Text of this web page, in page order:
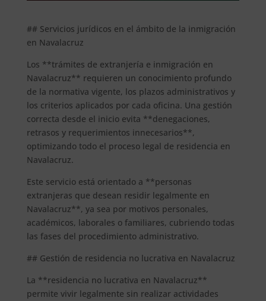
## Servicios jurídicos en el ámbito de la inmigración
en Navalacruz
Los **trámites de extranjería e inmigración en
Navalacruz** requieren un conocimiento profundo
de la normativa vigente, los plazos administrativos y
los criterios aplicados por cada oficina. Una gestión
correcta desde el inicio evita **denegaciones,
retrasos y requerimientos innecesarios**,
optimizando todo el proceso legal de residencia en
Navalacruz.
Este servicio está orientado a **personas
extranjeras que desean residir legalmente en
Navalacruz**, ya sea por motivos personales,
académicos, laborales o familiares, cubriendo todas
las fases del procedimiento administrativo.
## Gestión de residencia no lucrativa en Navalacruz
La **residencia no lucrativa en Navalacruz**
permite vivir legalmente sin realizar actividades